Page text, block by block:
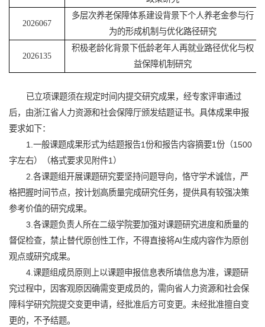
2026067
多层次养老保障体系建设背景下个人养老金参与行
为的形成机制与优化路径研究
2026135
积极老龄化背景下低龄老年人再就业路径优化与权
益保障机制研究
已立项课题须在规定时间内提交研究成果，经专家评审通过
后，由浙江省人力资源和社会保障厅颁发结题证书。具体成果申报
要求如下：
1.一般课题成果形式为结题报告1份和报告内容摘要1份（1500
字左右）（格式要求见附件1）
2.各课题组开展课题研究要坚持问题导向，恪守学术诚信，严
格把握时间节点，按计划高质量完成研究任务，提供具有较强决策
参考价值的研究成果。
3.各课题负责人所在二级学院要加强对课题研究进度和质量的
督促检查，禁止替代原创性工作，不得直接将AI生成内容作为原创
观点或研究成果。
4.课题组成员原则上以课题申报信息表所填信息为准，课题研
究过程中，因客观原因确需变更成员的，需向省人力资源和社会保
障科学研究院提交变更申请，经批准后方可变更。未经批准擅自变
更的，不予结题。